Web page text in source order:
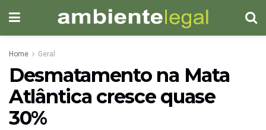
Home Geral
Desmatamento na Mata
Atlântica cresce quase
30%